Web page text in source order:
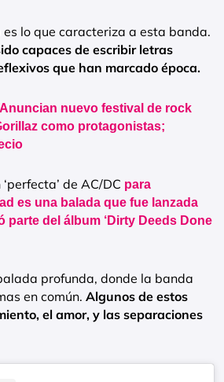
lo que caracteriza a esta banda.
capaces de escribir letras
que han marcado época.
Anuncian nuevo festival de rock
como protagonistas;
de AC/DC para
es una balada que fue lanzada
parte del álbum ‘Dirty Deeds Done
profunda, donde la banda
en común. Algunos de estos
el amor, y las separaciones